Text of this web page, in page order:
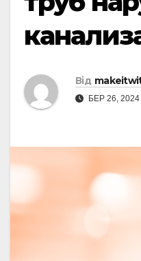
Від
БЕР 26, 2024